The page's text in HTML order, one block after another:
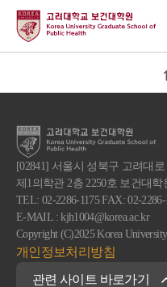
[02841] 서울시 성북구 고려대
제1의학관 2층 2250호 보건대학
TEL: 02-2286-1175 FAX: 02-2286-
E-MAIL : kjh1004@korea.ac.kr
Copyright (C)2025 Korea
개인정보처리방침
관련 사이트 바로가기